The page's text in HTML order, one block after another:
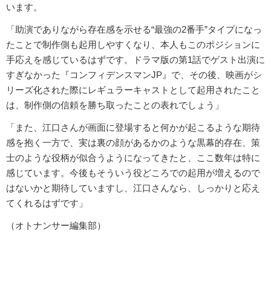
います。
「助演でありながら存在感を示せる“最強の2番手”タイプになっ
たことで制作側も起用しやすくなり、本人もこのポジションに
手応えを感じているはずです。ドラマ版の第1話でゲスト出演に
すぎなかった『コンフィデンスマンJP』で、その後、映画がシ
リーズ化された際にレギュラーキャストとして起用されたこと
は、制作側の信頼を勝ち取ったことの表れでしょう」
「また、江口さんが画面に登場すると何かが起こるような期待
感を抱く一方で、実は裏の顔があるかのような黒幕的存在、策
士のような役柄が似合うようになってきたと、ここ数年は特に
感じています。今後もそういう役どころでの起用が増えるので
はないかと期待していますし、江口さんなら、しっかりと応え
てくれるはずです」
（オトナンサー編集部）